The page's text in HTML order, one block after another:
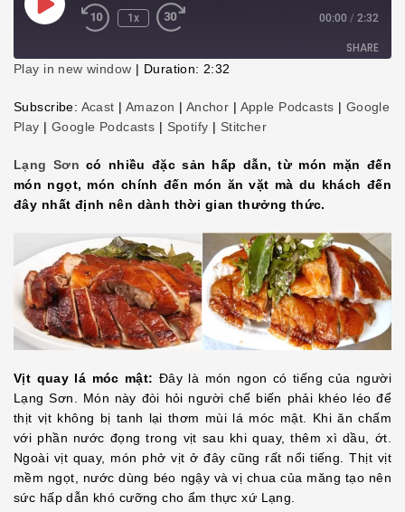
Play
Episode
1x 00:00 / 2:32
SHARE
LINK
EMBED
Play in new window | Duration: 2:32
Subscribe: Acast | Amazon | Anchor | Apple Podcasts | Google
Play | Google Podcasts | Spotify | Stitcher
Lạng Sơn có nhiều đặc sản hấp dẫn, từ món mặn đến
món ngọt, món chính đến món ăn vặt mà du khách đến
đây nhất định nên dành thời gian thưởng thức.
Vịt quay lá móc mật: Đây là món ngon có tiếng của người
Lạng Sơn. Món này đòi hỏi người chế biến phải khéo léo để
thịt vịt không bị tanh lại thơm mùi lá móc mật. Khi ăn chấm
với phần nước đọng trong vịt sau khi quay, thêm xì dầu, ớt.
Ngoài vịt quay, món phở vịt ở đây cũng rất nổi tiếng. Thịt vịt
mềm ngọt, nước dùng béo ngậy và vị chua của măng tạo nên
sức hấp dẫn khó cưỡng cho ẩm thực xứ Lạng.